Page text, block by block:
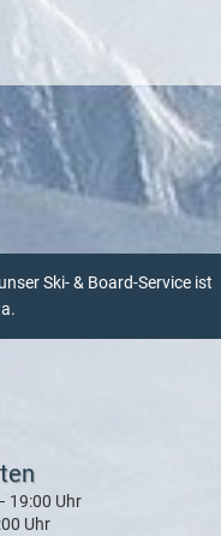
Ski- & Board-Service ist
19:00 Uhr
Uhr